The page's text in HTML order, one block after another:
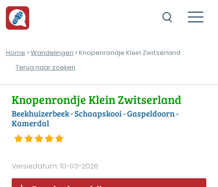
Home >Wandelingen > Knopenrondje Klein Zwitserland
Terug naar zoeken
Knopenrondje Klein Zwitserland
Beekhuizerbeek - Schaapskooi - Gaspeldoorn -
Kamerdal
Versiedatum: 10-03-2026